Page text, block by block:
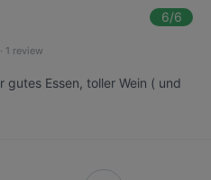
6/6
· 1 review
gutes Essen, toller Wein ( und